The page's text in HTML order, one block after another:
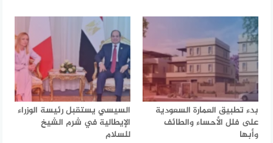
بدء تطبيق العمارة السعودية
على فلل الأحساء والطائف
وأبها
السيسي يستقبل رئيسة الوزراء
الإيطالية في شرم الشيخ
للسلام